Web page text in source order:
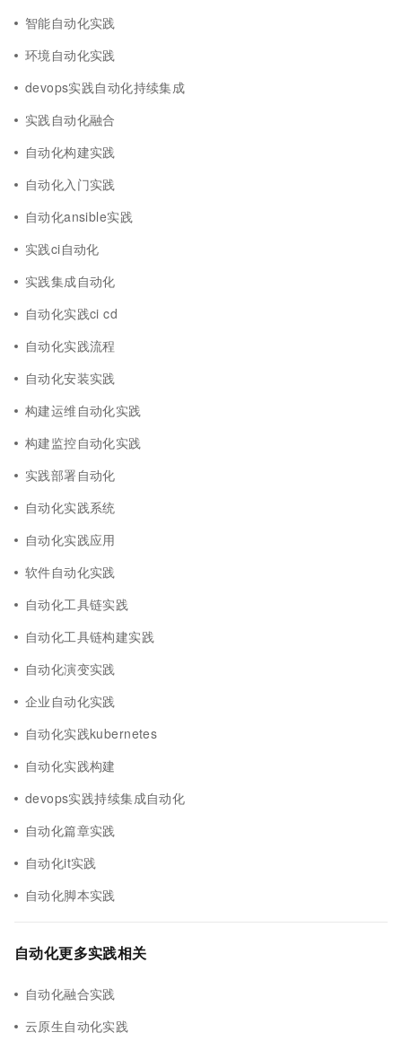
智能自动化实践
环境自动化实践
devops实践自动化持续集成
实践自动化融合
自动化构建实践
自动化入门实践
自动化ansible实践
实践ci自动化
实践集成自动化
自动化实践ci cd
自动化实践流程
自动化安装实践
构建运维自动化实践
构建监控自动化实践
实践部署自动化
自动化实践系统
自动化实践应用
软件自动化实践
自动化工具链实践
自动化工具链构建实践
自动化演变实践
企业自动化实践
自动化实践kubernetes
自动化实践构建
devops实践持续集成自动化
自动化篇章实践
自动化it实践
自动化脚本实践
自动化更多实践相关
自动化融合实践
云原生自动化实践